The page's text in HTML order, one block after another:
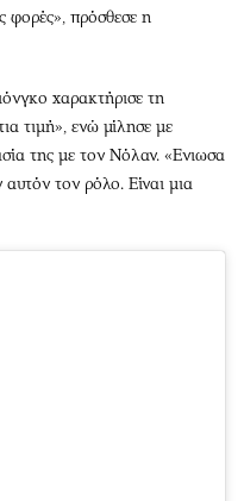
φορές», πρόσθεσε η
χαρακτήρισε τη
τιμή», ενώ μίλησε με
της με τον Νόλαν. «Ενιωσα
τον ρόλο. Είναι μια